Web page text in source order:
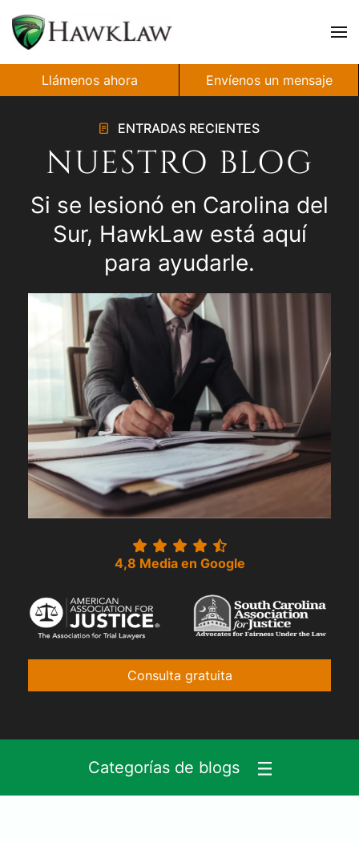
Ir al contenido principal
Llámenos ahora Envíenos un mensaje
ENTRADAS RECIENTES
NUESTRO BLOG
Si se lesionó en Carolina del
Sur, HawkLaw está aquí
para ayudarle.
4,8 Media en Google
Consulta gratuita
Categorías de blogs